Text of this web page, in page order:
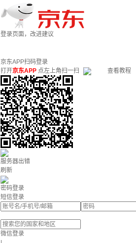
登录页面，改进建议
京东APP扫码登录
打开京东APP 点左上角扫一扫 查看教程
服务器出错
刷新
密码登录
短信登录
微信登录